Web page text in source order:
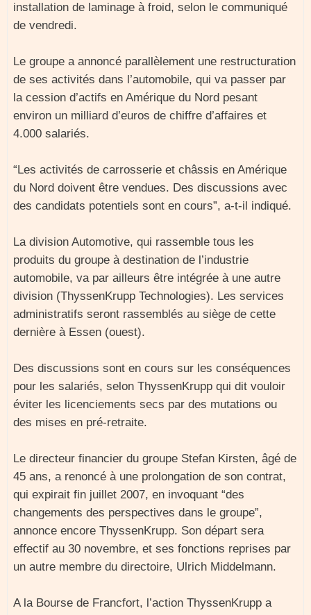
installation de laminage à froid, selon le communiqué
de vendredi.
Le groupe a annoncé parallèlement une restructuration
de ses activités dans l’automobile, qui va passer par
la cession d’actifs en Amérique du Nord pesant
environ un milliard d’euros de chiffre d’affaires et
4.000 salariés.
“Les activités de carrosserie et châssis en Amérique
du Nord doivent être vendues. Des discussions avec
des candidats potentiels sont en cours”, a-t-il indiqué.
La division Automotive, qui rassemble tous les
produits du groupe à destination de l’industrie
automobile, va par ailleurs être intégrée à une autre
division (ThyssenKrupp Technologies). Les services
administratifs seront rassemblés au siège de cette
dernière à Essen (ouest).
Des discussions sont en cours sur les conséquences
pour les salariés, selon ThyssenKrupp qui dit vouloir
éviter les licenciements secs par des mutations ou
des mises en pré-retraite.
Le directeur financier du groupe Stefan Kirsten, âgé de
45 ans, a renoncé à une prolongation de son contrat,
qui expirait fin juillet 2007, en invoquant “des
changements des perspectives dans le groupe”,
annonce encore ThyssenKrupp. Son départ sera
effectif au 30 novembre, et ses fonctions reprises par
un autre membre du directoire, Ulrich Middelmann.
A la Bourse de Francfort, l’action ThyssenKrupp a